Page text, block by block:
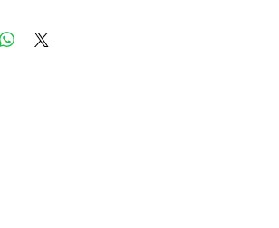
frais et délicats de la fleur